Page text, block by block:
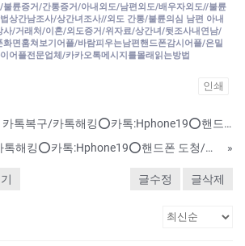
불륜증거/간통증거/아내외도/남편외도/배우자외도//불륜
상간남조사/상간녀조사//외도 간통/불륜의심 남편 아내
사/거래처/이혼/외도증거/위자료/상간녀/뒷조사내연남/
면훔쳐보기어플/바람피우는남편핸드폰감시어플/은밀
어플전문업체/카카오톡메시지를몰래읽는방법
인쇄
바람피우는 배우자 카톡복구/카톡해킹⭕카톡:Hphone19⭕핸드폰 도청/외도증거 수집/복제폰
남자친구 카톡복구/카톡해킹⭕카톡:Hphone19⭕핸드폰 도청/외도증거 수집
»
글수정 글삭제